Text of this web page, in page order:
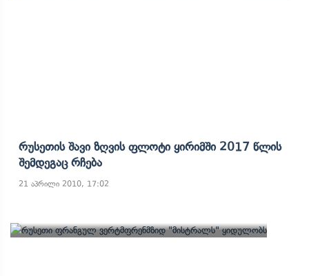
Რუსეთის Შავი Ზღვის Ფლოტი Ყირიმში 2017 Წლის
Შემდეგაც Რჩება
21 აპრილი 2010, 17:02